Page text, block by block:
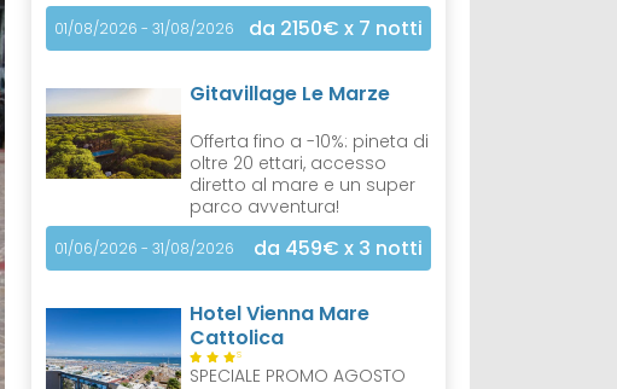
01/08/2026 - 31/08/2026 da 2150€ x 7 notti
Gitavillage Le Marze
Offerta fino a -10%: pineta di
oltre 20 ettari, accesso
diretto al mare e un super
parco avventura!
01/06/2026 - 31/08/2026 da 459€ x 3 notti
Hotel Vienna Mare
Cattolica
S
SPECIALE PROMO AGOSTO